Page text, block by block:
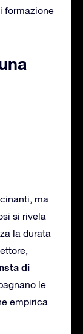
formazione
ma
si rivela
la durata
di
le
empirica